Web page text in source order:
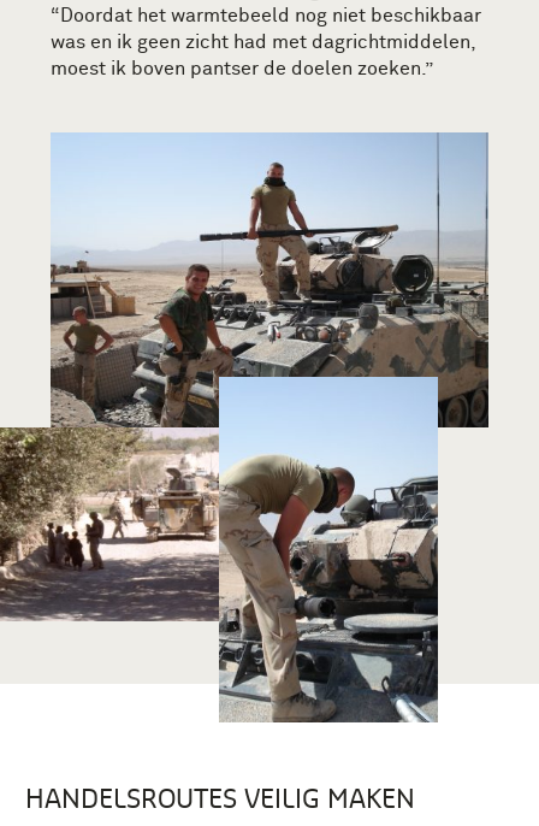
“ Doordat het warmtebeeld nog niet beschikbaar
was en ik geen zicht had met dagrichtmiddelen
moest ik boven pantser de doelen zoeken ”
HANDELSROUTES VEILIG MAKEN